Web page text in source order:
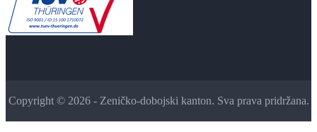
Copyright © 2026 - Zeničko-dobojski kanton. Sva prava pridržana.